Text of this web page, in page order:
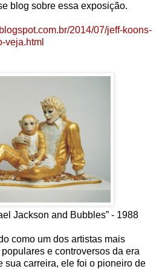
blog sobre essa exposição.
2014/07/jeff-koons-
veja.html
Jackson and Bubbles” - 1988
como um dos artistas mais
e controversos da era
sua carreira, ele foi o pioneiro de